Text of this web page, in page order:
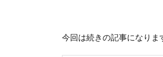
今回は続きの記事になりま